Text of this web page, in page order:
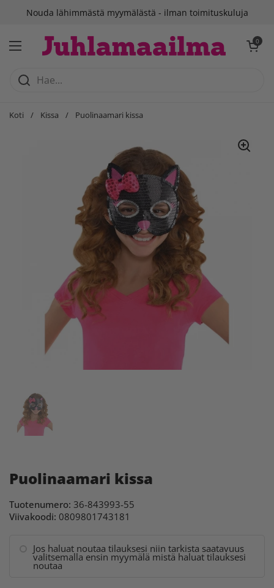
Siirry sisältöön
Nouda lähimmästä myymälästä - ilman toimituskuluja
Avaa valikko
Avaa 0
Koti / Kissa / Puolinaamari kissa
Puolinaamari kissa
Tuotenumero: 36-843993-55
Viivakoodi: 0809801743181
Jos haluat noutaa tilauksesi niin tarkista saatavuus
valitsemalla ensin myymälä mistä haluat tilauksesi
noutaa